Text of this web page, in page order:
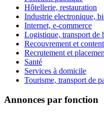
Hôtellerie, restauration
Industrie electronique,
Internet, e-commerce
Logistique, transport de
Recouvrement et
Recrutement et
Santé
Services à domicile
Tourisme, transport de
Annonces par fonction